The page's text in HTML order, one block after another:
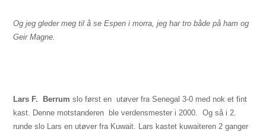
Og jeg gleder meg til å se Espen i morra, jeg har tro både på ham og
Geir Magne.
Lars F. Berrum slo først en utøver fra Senegal 3-0 med nok et fint
kast. Denne motstanderen
ble verdensmester i 2000. Og så i 2.
runde slo Lars en utøver fra Kuwait. Lars kastet kuwaiteren 2 ganger